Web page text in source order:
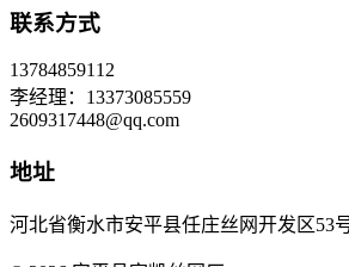
联系方式
13784859112
李经理：13373085559
2609317448@qq.com
地址
河北省衡水市安平县任庄丝网开发区53